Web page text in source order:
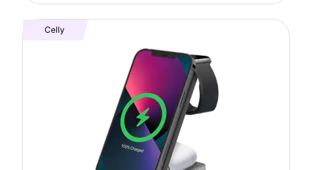
Celly